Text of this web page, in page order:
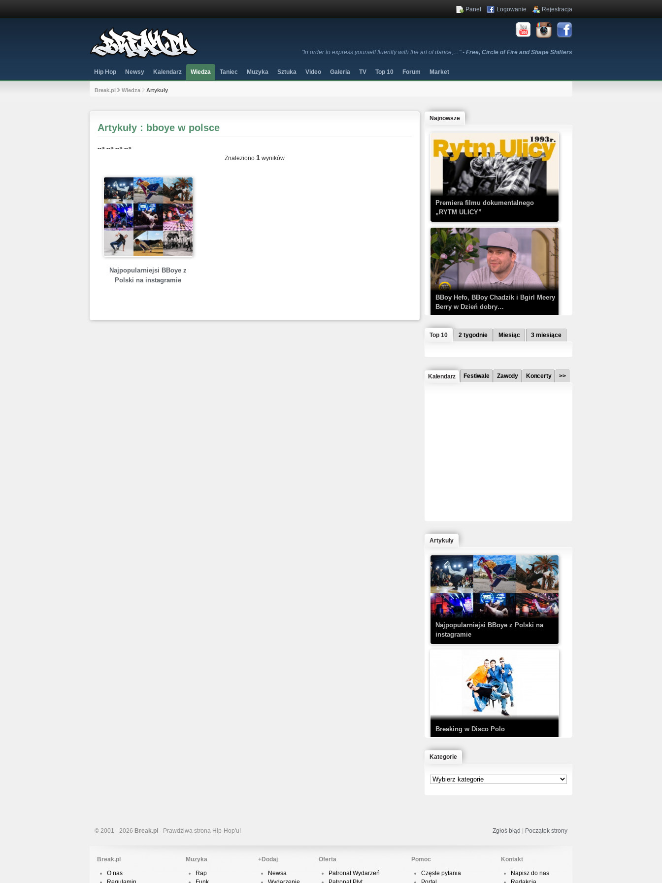
"In order to express yourself fluently with the art of dance,…" - Free, Circle of Fire and Shape Shifters
Panel Logowanie Rejestracja
Hip Hop Newsy Kalendarz Wiedza Taniec Muzyka Sztuka Video Galeria TV Top 10 Forum Market
Break.pl Wiedza Artykuły
Artykuły : bboye w polsce
--> --> --> -->
Znaleziono 1 wyników
Najpopularniejsi BBoye z
Polski na instagramie
Najnowsze
Premiera filmu dokumentalnego
„RYTM ULICY”
BBoy Hefo, BBoy Chadzik i Bgirl Meery
Berry w Dzień dobry…
Kaczorex w najnowszym klipie: HRYPA
– Kobieta z walizką
TEDE & SIR MICH - KICKDOWN /
DISCO NOIR
Prod. Chubeats, Scratch:…
KrisBo - Cienie
Top 10 2 tygodnie Miesiąc 3 miesiące
Kalendarz Festiwale Zawody Koncerty >>
Artykuły
Najpopularniejsi BBoye z Polski na
instagramie
Breaking w Disco Polo
Kategorie
© 2001 - 2026 Break.pl - Prawdziwa strona Hip-Hop'u! Zgłoś błąd | Początek strony
Break.pl
O nas
Muzyka
Rap
+Dodaj
Newsa
Oferta
Patronat Wydarzeń
Pomoc
Częste pytania
Kontakt
Napisz do nas